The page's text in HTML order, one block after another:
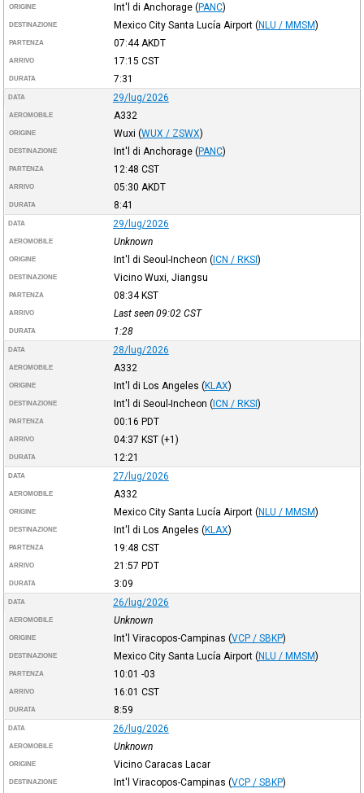
ORIGINE Int'l di Anchorage (PANC)
DESTINAZIONE Mexico City Santa Lucía Airport (NLU / MMSM)
PARTENZA 07:44 AKDT
ARRIVO 17:15 CST
DURATA 7:31
DATA 29/lug/2026
AEROMOBILE A332
ORIGINE Wuxi (WUX / ZSWX)
DESTINAZIONE Int'l di Anchorage (PANC)
PARTENZA 12:48 CST
ARRIVO 05:30 AKDT
DURATA 8:41
DATA 29/lug/2026
AEROMOBILE Unknown
ORIGINE Int'l di Seoul-Incheon (ICN / RKSI)
DESTINAZIONE Vicino Wuxi, Jiangsu
PARTENZA 08:34KST
ARRIVO Last seen 09:02 CST
DURATA 1:28
DATA 28/lug/2026
AEROMOBILE A332
ORIGINE Int'l di Los Angeles (KLAX)
DESTINAZIONE Int'l di Seoul-Incheon (ICN / RKSI)
PARTENZA 00:16 PDT
ARRIVO 04:37 KST(+1)
DURATA 12:21
DATA 27/lug/2026
AEROMOBILE A332
ORIGINE Mexico City Santa Lucía Airport (NLU / MMSM)
DESTINAZIONE Int'l di Los Angeles (KLAX)
PARTENZA 19:48 CST
ARRIVO 21:57 PDT
DURATA 3:09
DATA 26/lug/2026
AEROMOBILE Unknown
ORIGINE Int'l Viracopos-Campinas (VCP / SBKP)
DESTINAZIONE Mexico City Santa Lucía Airport (NLU / MMSM)
PARTENZA 10:01 -03
ARRIVO 16:01 CST
DURATA 8:59
DATA 26/lug/2026
AEROMOBILE Unknown
ORIGINE Vicino Caracas Lacar
DESTINAZIONE Int'l Viracopos-Campinas (VCP / SBKP)